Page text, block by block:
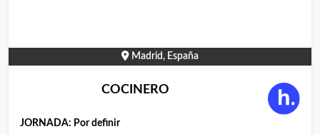
valorar según experiencia. 📩 Interesados/as enviar CV para más
información sobre salario y condiciones.
Madrid, España
COCINERO
JORNADA: Por definir